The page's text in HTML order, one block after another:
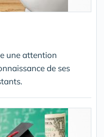
une attention
de ses